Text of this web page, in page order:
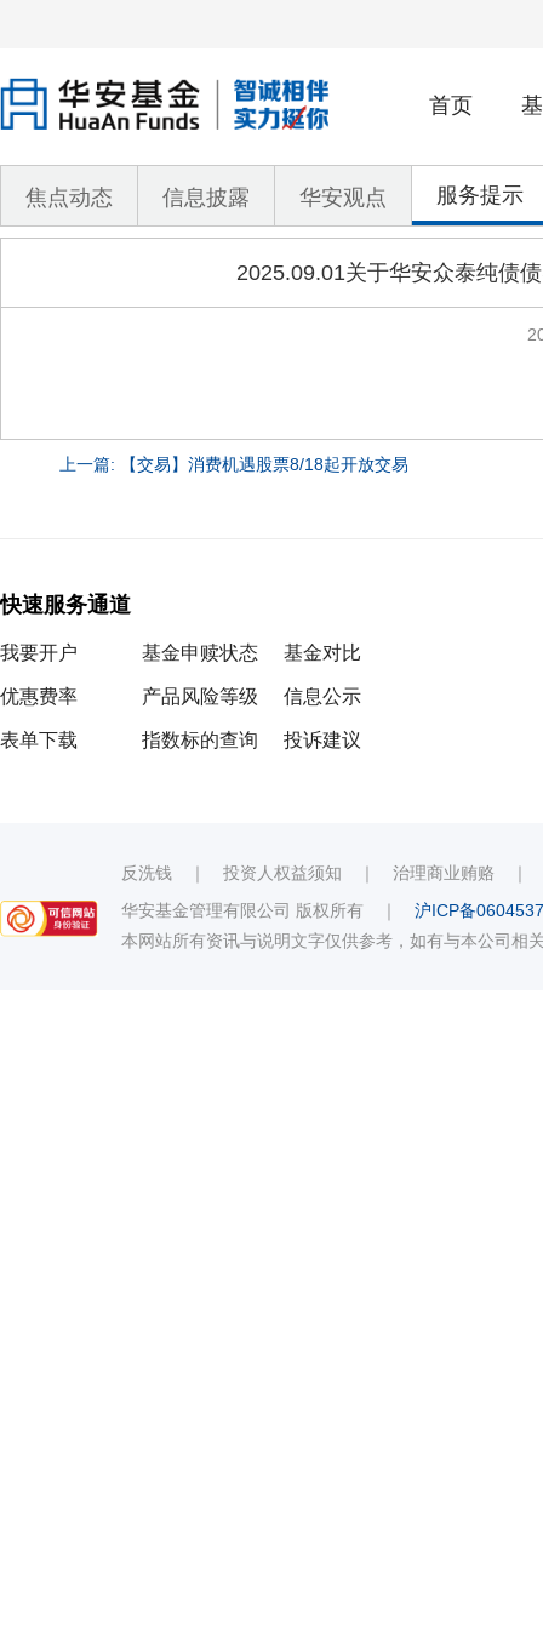
首页
焦点动态 信息披露 华安观点 服务提示
2025.09.01关于华安众泰纯债
上一篇: 【交易】消费机遇股票8/18起开放交易
快速服务通道
我要开户
优惠费率
表单下载
基金申赎状态
产品风险等级
指数标的查询
基金对比
信息公示
投诉建议
反洗钱 ｜ 投资人权益须知 ｜ 治理商业贿赂
华安基金管理有限公司 版权所有 ｜ 沪ICP备
本网站所有资讯与说明文字仅供参考，如有与本公司相